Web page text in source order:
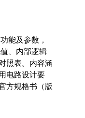
能及参数，
、内部逻辑
照表。内容涵
电路设计要
方规格书（版